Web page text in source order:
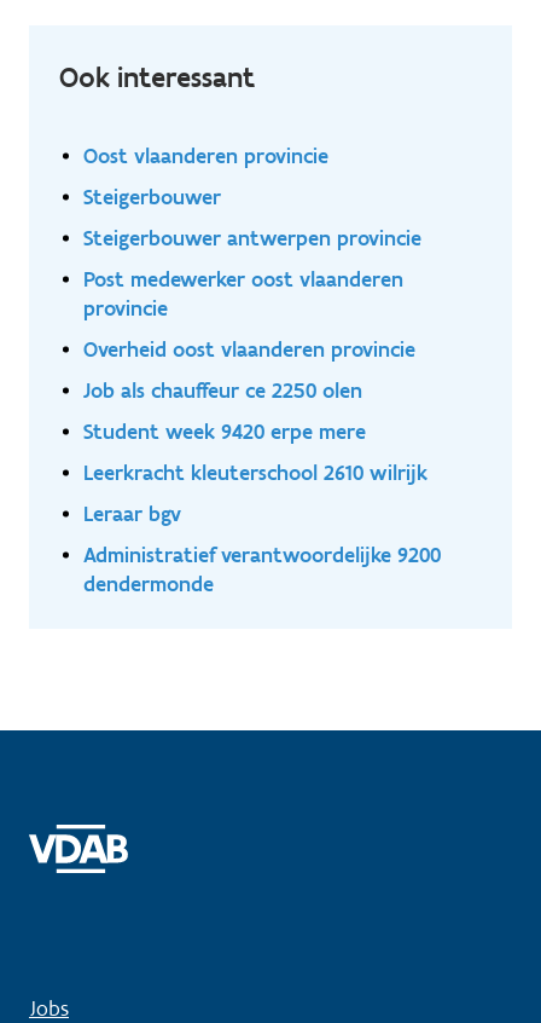
Ook interessant
Oost vlaanderen provincie
Steigerbouwer
Steigerbouwer antwerpen provincie
Post medewerker oost vlaanderen
provincie
Overheid oost vlaanderen provincie
Job als chauffeur ce 2250 olen
Student week 9420 erpe mere
Leerkracht kleuterschool 2610 wilrijk
Leraar bgv
Administratief verantwoordelijke 9200
dendermonde
Jobs